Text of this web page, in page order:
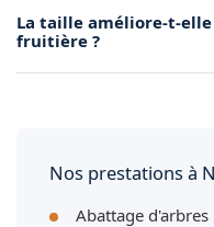
sur 2 à 3 ans. Nous
La taille améliore-t-
fruitière ?
Nos prestations à
Abattage d'arbres